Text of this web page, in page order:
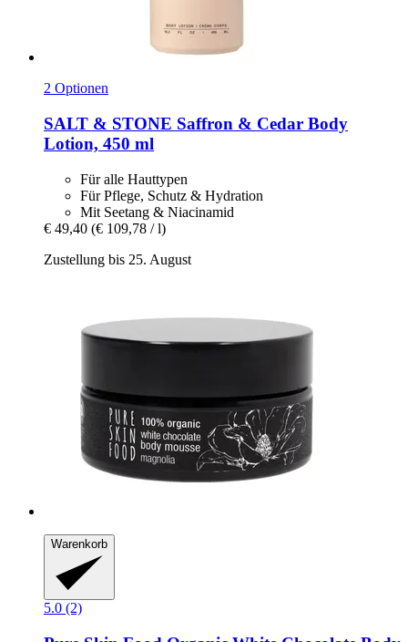
2 Optionen
SALT & STONE Saffron & Cedar Body
Lotion, 450 ml
Für alle Hauttypen
Für Pflege, Schutz & Hydration
Mit Seetang & Niacinamid
€ 49,40 (€ 109,78 / l)
Zustellung bis 25. August
Warenkorb
5.0 (2)